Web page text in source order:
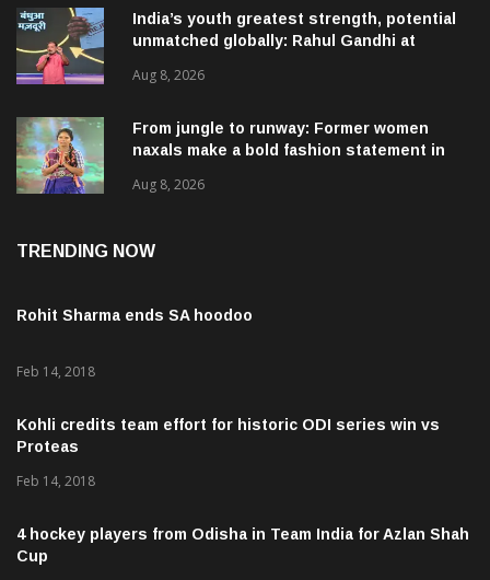
India’s youth greatest strength, potential
unmatched globally: Rahul Gandhi at
Aug 8, 2026
From jungle to runway: Former women
naxals make a bold fashion statement in
Aug 8, 2026
TRENDING NOW
Rohit Sharma ends SA hoodoo
Feb 14, 2018
Kohli credits team effort for historic ODI series win vs
Proteas
Feb 14, 2018
4 hockey players from Odisha in Team India for Azlan Shah
Cup